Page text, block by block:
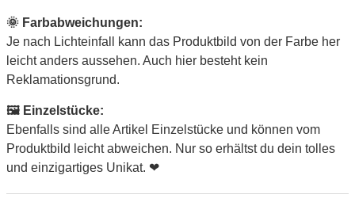
🌞 Farbabweichungen:
Je nach Lichteinfall kann das Produktbild von der Farbe her
leicht anders aussehen. Auch hier besteht kein
Reklamationsgrund.
🖼 Einzelstücke:
Ebenfalls sind alle Artikel Einzelstücke und können vom
Produktbild leicht abweichen. Nur so erhältst du dein tolles
und einzigartiges Unikat. ❤